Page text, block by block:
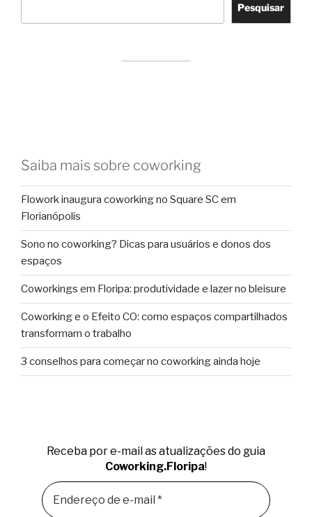
Pesquisar
Saiba mais sobre coworking
Flowork inaugura coworking no Square SC em
Florianópolis
Sono no coworking? Dicas para usuários e donos dos
espaços
Coworkings em Floripa: produtividade e lazer no bleisure
Coworking e o Efeito CO: como espaços compartilhados
transformam o trabalho
3 conselhos para começar no coworking ainda hoje
Receba por e-mail as atualizações do guia
Coworking.Floripa!